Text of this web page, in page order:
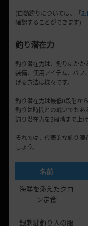
(自動釣りについては、「2.
確認することができます)
釣り潜在力
釣り潜在力は、釣りにかか
装備、使用アイテム、バフ
げる方法は様々です。
釣り潜在力は最低0段階か
釣りは時間との戦いでもあ
釣り潜在力を5段階まで上
それでは、代表的な釣り
しょう。
名前
海鮮を添えたクロ
ン定食
銀刺繍釣り人の服